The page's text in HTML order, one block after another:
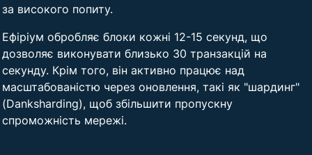
за високого попиту.
Ефіріум обробляє блоки кожні 12-15 секунд, що
дозволяє виконувати близько 30 транзакцій на
секунду. Крім того, він активно працює над
масштабованістю через оновлення, такі як "шардинг"
(Danksharding), щоб збільшити пропускну
спроможність мережі.